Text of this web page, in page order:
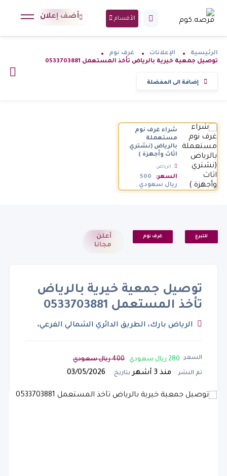
الأقسام أضف إعلان
الرئيسية الإعلانات
غرف نوم
توصيل جمعية خيرية بالرياض تأخذ المستعمل 0533703881
إضافة الى المفضلة
شراء غرف نوم
مستعملة
بالرياض (نشتري
اثاث وأجهزة )
الرياض
السعودية
السعر:
500
ريال سعودي
للتبرع غرف نوم
أعلن
مجانا
توصيل جمعية خيرية بالرياض
تأخذ المستعمل 0533703881
الرياض بارك، الطريق الدائري الشمالي الفرعي،
السعر: 280 ريال سعودي 400 ريال سعودي
تم النشر منذ 3 أشهر بتاريخ: